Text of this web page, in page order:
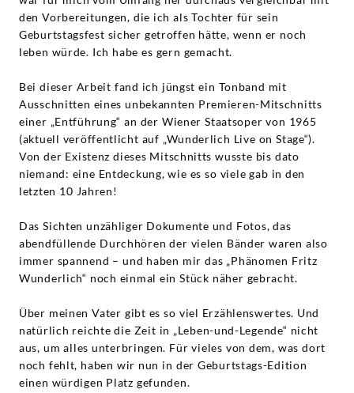
den Vorbereitungen, die ich als Tochter für sein
Geburtstagsfest sicher getroffen hätte, wenn er noch
leben würde. Ich habe es gern gemacht.
Bei dieser Arbeit fand ich jüngst ein Tonband mit
Ausschnitten eines unbekannten Premieren-Mitschnitts
einer „Entführung“ an der Wiener Staatsoper von 1965
(aktuell veröffentlicht auf „Wunderlich Live on Stage“).
Von der Existenz dieses Mitschnitts wusste bis dato
niemand: eine Entdeckung, wie es so viele gab in den
letzten 10 Jahren!
Das Sichten unzähliger Dokumente und Fotos, das
abendfüllende Durchhören der vielen Bänder waren also
immer spannend – und haben mir das „Phänomen Fritz
Wunderlich“ noch einmal ein Stück näher gebracht.
Über meinen Vater gibt es so viel Erzählenswertes. Und
natürlich reichte die Zeit in „Leben-und-Legende“ nicht
aus, um alles unterbringen. Für vieles von dem, was dort
noch fehlt, haben wir nun in der Geburtstags-Edition
einen würdigen Platz gefunden.